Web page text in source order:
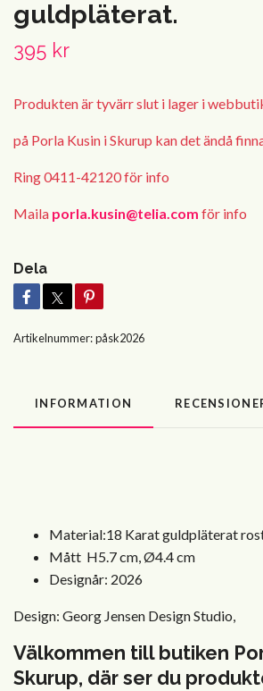
guldpläterat.
395 kr
Produkten är tyvärr slut i lager i
på Porla Kusin i Skurup kan det ändå
Ring 0411-42120 för info
Maila porla.kusin@telia.com för info
Dela
Artikelnummer:påsk2026
INFORMATION
Material:18 Karat guldpläterat
Mått H5.7 cm, Ø4.4 cm
Designår: 2026
Design: Georg Jensen Design Studio,
Välkommen till butiken
Skurup, där ser du